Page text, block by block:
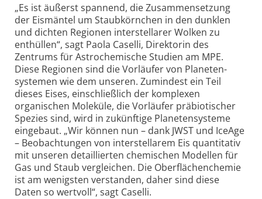
„Es ist äußerst spannend, die Zusammen­setzung
der Eismäntel um Staub­körnchen in den dunklen
und dichten Regionen interstellarer Wolken zu
enthüllen“, sagt Paola Caselli, Direktorin des
Zentrums für Astro­chemische Studien am MPE.
Diese Regionen sind die Vorläufer von Planeten­
systemen wie dem unseren. Zumindest ein Teil
dieses Eises, einschließlich der komplexen
organischen Moleküle, die Vorläufer prä­biotischer
Spezies sind, wird in zukünftige Planetensysteme
eingebaut. „Wir können nun – dank JWST und IceAge
– Beobachtungen von inter­stellarem Eis quantitativ
mit unseren detail­lierten chemischen Modellen für
Gas und Staub vergleichen. Die Oberflächenchemie
ist am wenigsten verstanden, daher sind diese
Daten so wertvoll“, sagt Caselli.